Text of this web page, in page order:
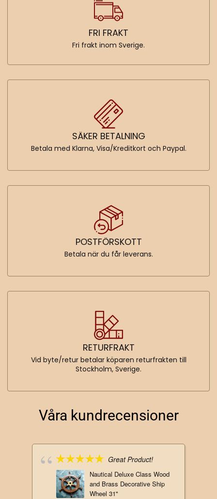
FRI FRAKT
Fri frakt inom Sverige.
SÄKER BETALNING
Betala med Klarna, Visa/Kreditkort och Paypal.
POSTFÖRSKOTT
Betala när du får leverans.
RETURFRAKT
Vid byte/retur betalar köparen returfrakten till
Stockholm, Sverige.
Våra kundrecensioner
Great Product!
Nautical Deluxe Class Wood
and Brass Decorative Ship
Wheel 31"